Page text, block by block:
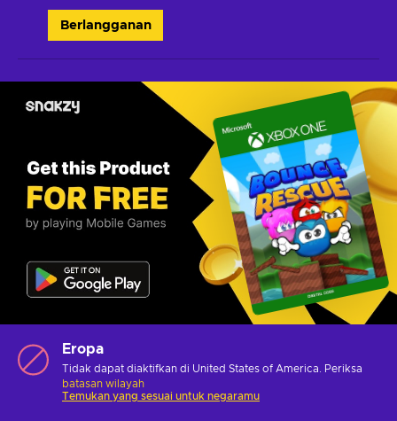
Berlangganan
Eropa
Tidak dapat diaktifkan di United States of America. Periksa
batasan wilayah
Temukan yang sesuai untuk negaramu